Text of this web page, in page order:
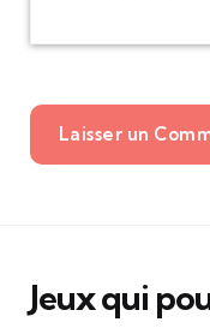
Laisser un
Jeux qui